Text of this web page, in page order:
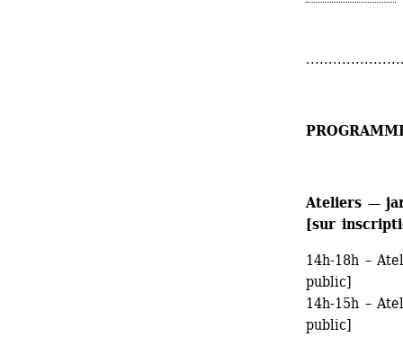
Ateliers —
[sur
14h-18h –
public]
14h-15h –
public]